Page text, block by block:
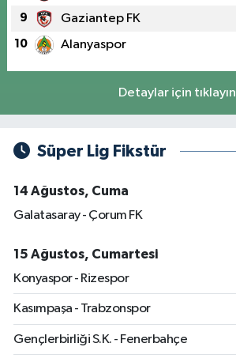
9 Gaziantep FK
10 Alanyaspor
Detaylar için tıklayın
Süper Lig Fikstür
14 Ağustos, Cuma
Galatasaray - Çorum FK
15 Ağustos, Cumartesi
Konyaspor - Rizespor
Kasımpaşa - Trabzonspor
Gençlerbirliği S.K. - Fenerbahçe